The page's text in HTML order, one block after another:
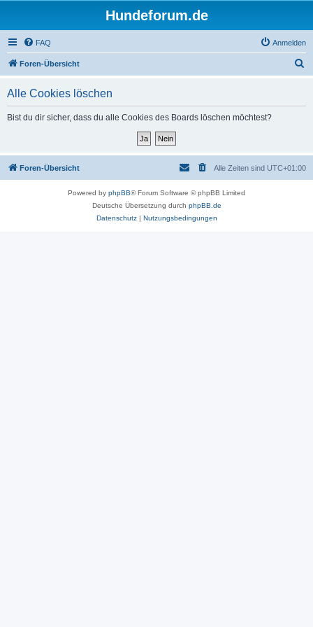
Hundeforum.de
FAQ Anmelden
Foren-Übersicht
Alle Cookies löschen
Bist du dir sicher, dass du alle Cookies des Boards löschen möchtest?
Foren-Übersicht Alle Zeiten sind UTC+01:00
Powered by phpBB® Forum Software © phpBB Limited
Deutsche Übersetzung durch phpBB.de
Datenschutz| Nutzungsbedingungen